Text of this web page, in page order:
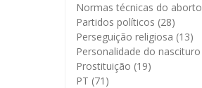
Normas técnicas do aborto
Partidos políticos (28)
Perseguição religiosa (13)
Personalidade do nascituro
Prostituição (19)
PT (71)